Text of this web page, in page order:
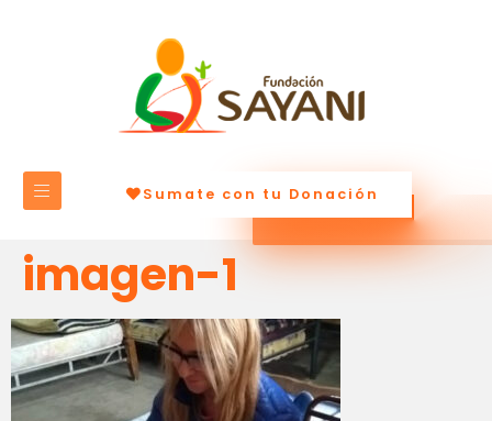
Sumate con tu Donación
imagen-1